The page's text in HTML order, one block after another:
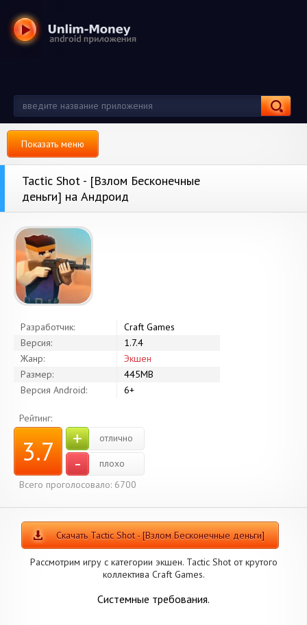
Показать меню
Tactic Shot - [Взлом Бесконечные
деньги] на Андроид
Разработчик:
Craft Games
Версия:
1.7.4
Жанр:
Экшен
Размер:
445MB
Версия Android:
6+
Рейтинг:
3.7 + отлично
-
плохо
Всего проголосовало: 6700
Скачать Tactic Shot - [Взлом Бесконечные деньги]
Рассмотрим игру с категории экшен. Tactic Shot от крутого
коллектива Craft Games.
Системные требования.